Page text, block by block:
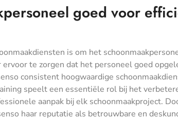
goed voor
is om het
te zorgen dat het personeel goed
consistent hoogwaardige
speelt een essentiële rol bij het
aanpak bij elk schoonmaakproject.
haar reputatie als betrouwbare en